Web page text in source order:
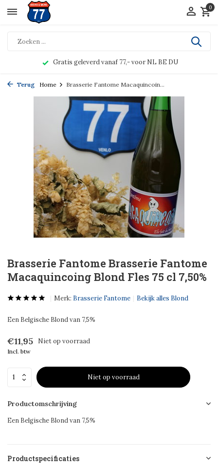
0
Gratis geleverd vanaf 77,- voor NL BE DU
Terug Home Brasserie Fantome Macaquincoin...
Brasserie Fantome Brasserie Fantome
Macaquincoing Blond Fles 75 cl 7,50%
Merk: Brasserie Fantome Bekijk alles Blond
Een Belgische Blond van 7,5%
€11,95 Niet op voorraad
Incl. btw
Niet op voorraad
Productomschrijving
Een Belgische Blond van 7,5%
Productspecificaties